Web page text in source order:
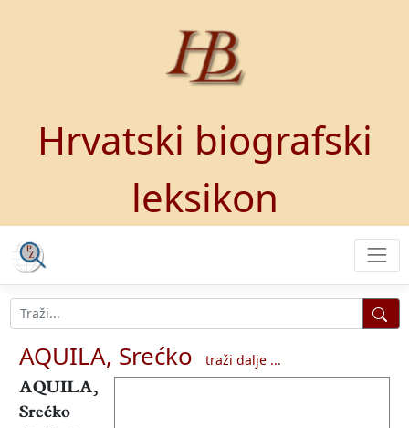
Hrvatski biografski
leksikon
AQUILA, Srećko
traži dalje ...
AQUILA,
Srećko